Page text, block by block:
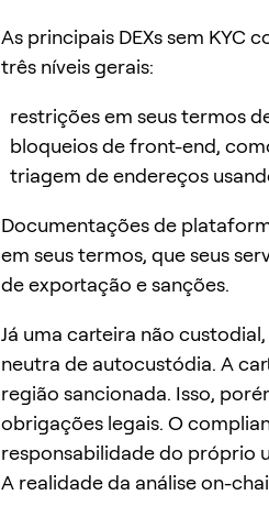
As principais DEXs sem
três níveis gerais:
restrições em seus termos
bloqueios de front-end,
triagem de endereços
Documentações de
em seus termos, que seus
de exportação e sanções.
Já uma carteira não
neutra de autocustódia. A
região sancionada. Isso,
obrigações legais. O
responsabilidade do próprio
A realidade da análise on-